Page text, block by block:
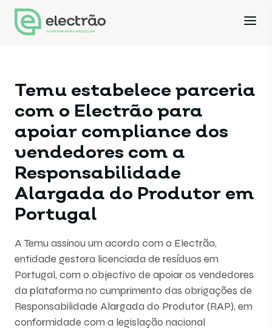
Temu estabelece parceria
com o Electrão para
apoiar compliance dos
vendedores com a
Responsabilidade
Alargada do Produtor em
Portugal
A Temu assinou um acordo com o Electrão,
entidade gestora licenciada de resíduos em
Portugal, com o objectivo de apoiar os vendedores
da plataforma no cumprimento das obrigações de
Responsabilidade Alargada do Produtor (RAP), em
conformidade com a legislação nacional